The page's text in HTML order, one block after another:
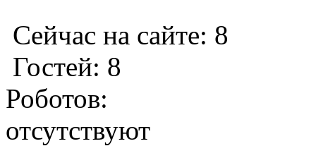
Сейчас на сайте: 8
Гостей: 8
Роботов:
отсутствуют